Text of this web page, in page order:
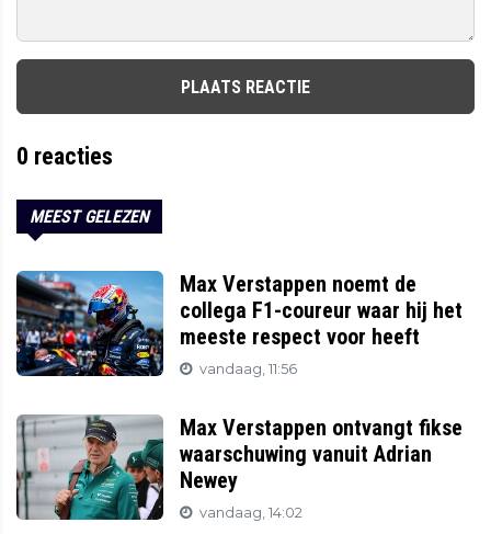
PLAATS REACTIE
0 reacties
MEEST GELEZEN
Max Verstappen noemt de
collega F1-coureur waar hij het
meeste respect voor heeft
vandaag, 11:56
Max Verstappen ontvangt fikse
waarschuwing vanuit Adrian
Newey
vandaag, 14:02